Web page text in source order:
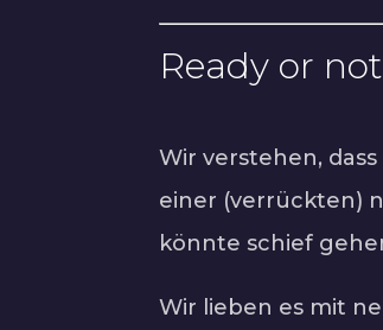
Ready or
Wir verstehen,
einer (verrückten)
könnte schief
Wir lieben es mit